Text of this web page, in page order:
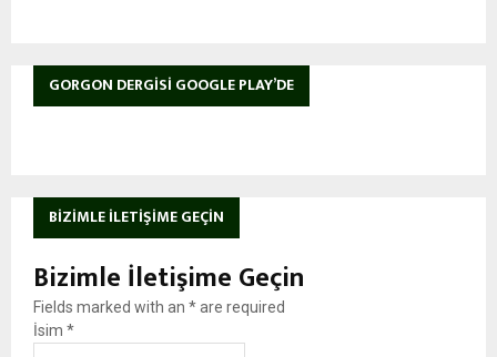
GORGON DERGISI GOOGLE PLAY’DE
BIZIMLE İLETIŞIME GEÇIN
Bizimle İletişime Geçin
Fields marked with an *are required
İsim *